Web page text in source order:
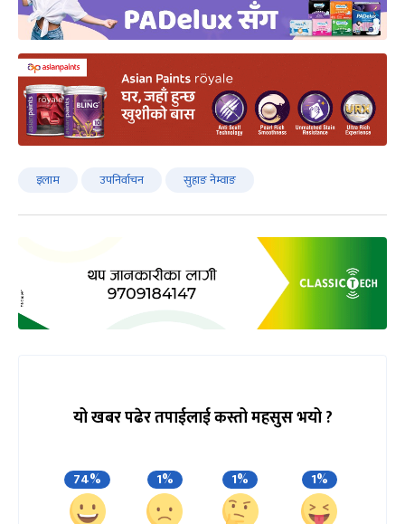
इलाम उपनिर्वाचन सुहाङ नेम्वाङ
यो खबर पढेर तपाईलाई कस्तो महसुस भयो ?
74% 1% 1% 1%